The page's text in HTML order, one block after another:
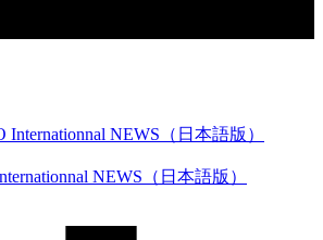
NEWS（日本語版）